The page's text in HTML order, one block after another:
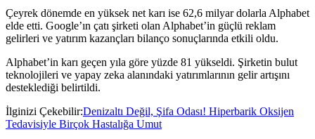
Çeyrek dönemde en yüksek net karı ise 62,6 milyar dolarla Alphabet
elde etti. Google’ın çatı şirketi olan Alphabet’in güçlü reklam
gelirleri ve yatırım kazançları bilanço sonuçlarında etkili oldu.
Alphabet’in karı geçen yıla göre yüzde 81 yükseldi. Şirketin bulut
teknolojileri ve yapay zeka alanındaki yatırımlarının gelir artışını
desteklediği belirtildi.
İlginizi Çekebilir:Denizaltı Değil, Şifa Odası! Hiperbarik Oksijen
Tedavisiyle Birçok Hastalığa Umut